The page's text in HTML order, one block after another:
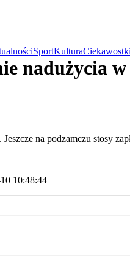
SportKulturaCiekawostki
nadużycia
na podzamczu stosy
10:48:44